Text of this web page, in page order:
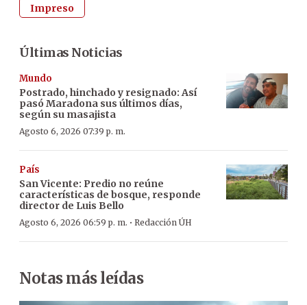
Impreso
Últimas Noticias
Mundo
Postrado, hinchado y resignado: Así
pasó Maradona sus últimos días,
según su masajista
Agosto 6, 2026 07:39 p. m.
País
San Vicente: Predio no reúne
características de bosque, responde
director de Luis Bello
Agosto 6, 2026 06:59 p. m. · Redacción ÚH
Notas más leídas